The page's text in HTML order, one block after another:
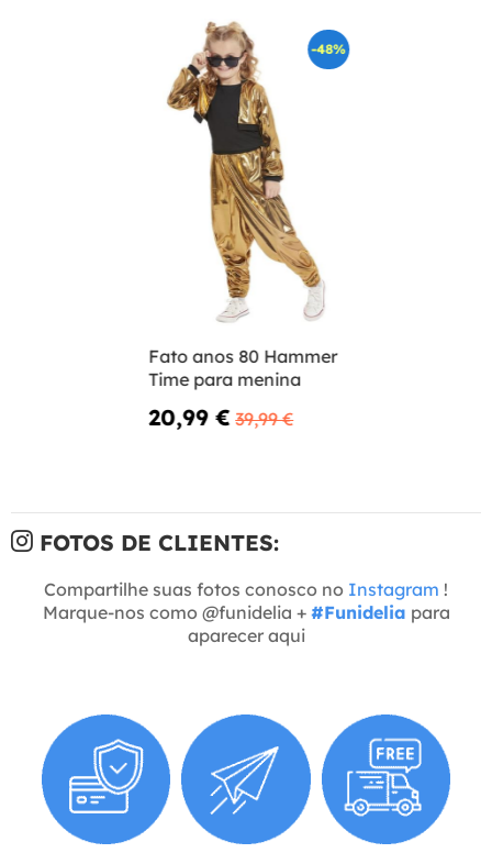
-48%
Fato anos 80 Hammer
Time para menina
20,99 € 39,99 €
FOTOS DE CLIENTES:
Compartilhe suas fotos conosco no Instagram !
Marque-nos como @funidelia + #Funidelia para
aparecer aqui